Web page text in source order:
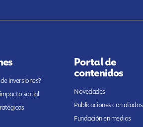
inversiones?
social
Portal de
contenidos
Novedades
Publicaciones con aliados
Fundación en medios